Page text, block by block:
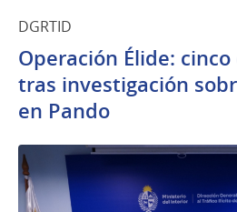
DGRTID
Operación Élide:
tras investigación
en Pando